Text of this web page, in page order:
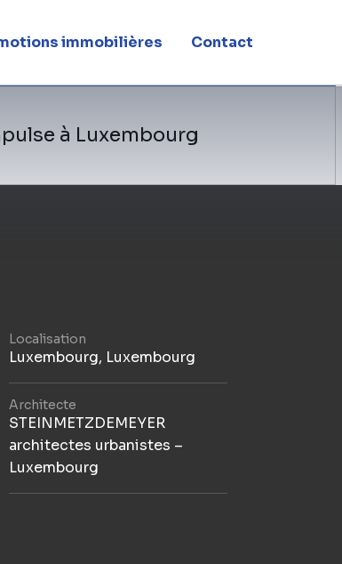
immobilières Contact
à Luxembourg
Localisation
Luxembourg, Luxembourg
Architecte
STEINMETZDEMEYER
architectes urbanistes –
Luxembourg